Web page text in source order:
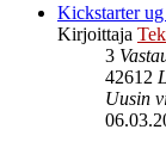
Kickstarter
Kirjoittaja
3
42612
Uusin